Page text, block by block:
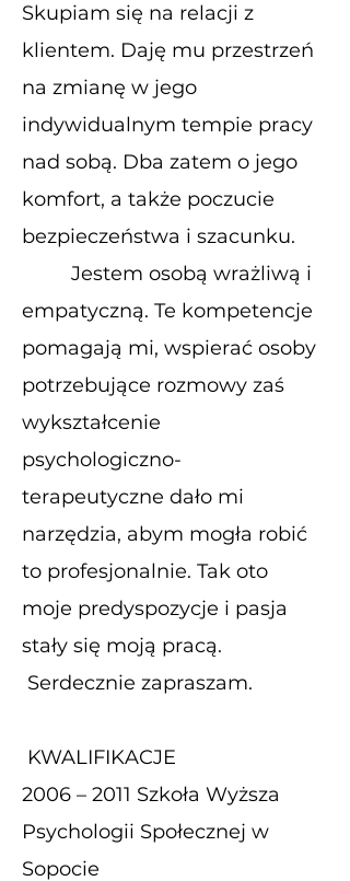
Skupiam się na relacji z
klientem. Daję mu przestrzeń
na zmianę w jego
indywidualnym tempie pracy
nad sobą. Dba zatem o jego
komfort, a także poczucie
bezpieczeństwa i szacunku.
Jestem osobą wrażliwą i
empatyczną. Te kompetencje
pomagają mi, wspierać osoby
potrzebujące rozmowy zaś
wykształcenie
psychologiczno-
terapeutyczne dało mi
narzędzia, abym mogła robić
to profesjonalnie. Tak oto
moje predyspozycje i pasja
stały się moją pracą.
Serdecznie zapraszam.
KWALIFIKACJE
2006 – 2011 Szkoła Wyższa
Psychologii Społecznej w
Sopocie